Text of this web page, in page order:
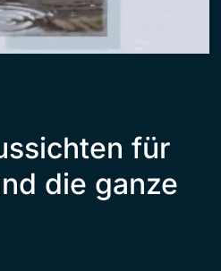
für
die ganze